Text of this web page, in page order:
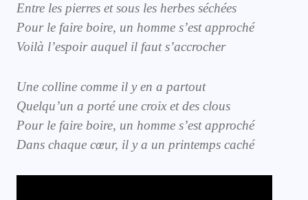
Entre les pierres et sous les herbes séchées
Pour le faire boire, un homme s’est approché
Voilà l’espoir auquel il faut s’accrocher
Une colline comme il y en a partout
Quelqu’un a porté une croix et des clous
Pour le faire boire, un homme s’est approché
Dans chaque cœur, il y a un printemps caché